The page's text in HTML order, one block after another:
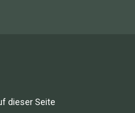
dieser Seite